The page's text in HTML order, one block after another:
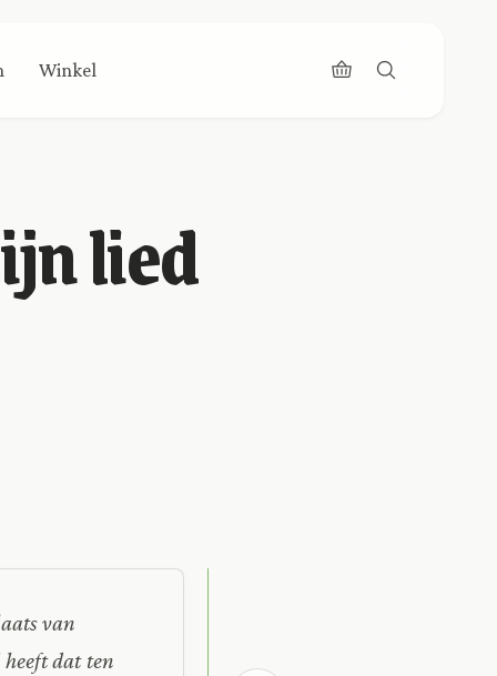
Winkel
lied
van
dat ten